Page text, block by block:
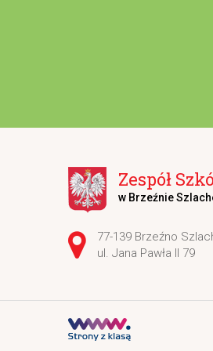
Zespół
w Brzeźnie
Adres pocztowy:
77-139 Brzeźno
ul. Jana Pawła II 79